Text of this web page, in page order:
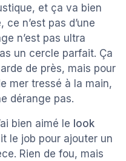
et ça va bien
n’est pas d’une
n’est pas ultra
un cercle parfait. Ça
de près, mais pour
mer tressé à la main,
dérange pas.
bien aimé le look
le job pour ajouter un
Rien de fou, mais